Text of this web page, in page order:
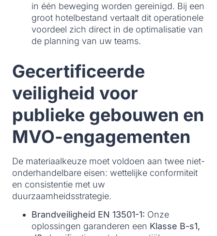
in één beweging worden gereinigd. Bij een
groot hotelbestand vertaalt dit operationele
voordeel zich direct in de optimalisatie van
de planning van uw teams.
Gecertificeerde
veiligheid voor
publieke gebouwen en
MVO-engagementen
De materiaalkeuze moet voldoen aan twee niet-
onderhandelbare eisen: wettelijke conformiteit
en consistentie met uw
duurzaamheidsstrategie.
Brandveiligheid EN 13501-1: Onze
oplossingen garanderen een Klasse B-s1,